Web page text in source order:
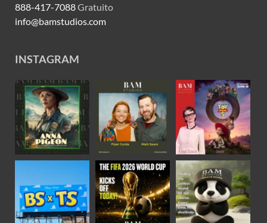
888-417-7088Gratuito
info@bamstudios.com
INSTAGRAM